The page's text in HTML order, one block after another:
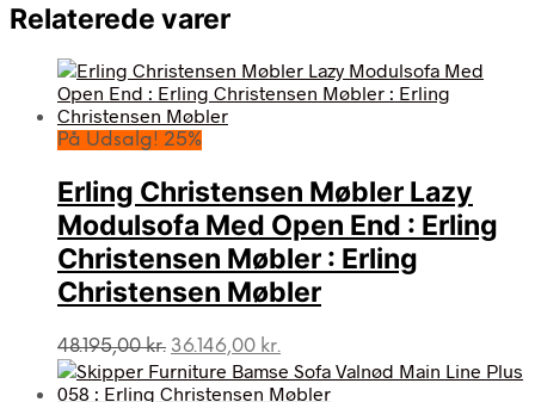
Relaterede varer
På Udsalg! 25%
Erling Christensen Møbler Lazy
Modulsofa Med Open End : Erling
Christensen Møbler : Erling
Christensen Møbler
48.195,00kr. Den
oprindelige
pris
36.146,00 kr.
aktuelle
pris